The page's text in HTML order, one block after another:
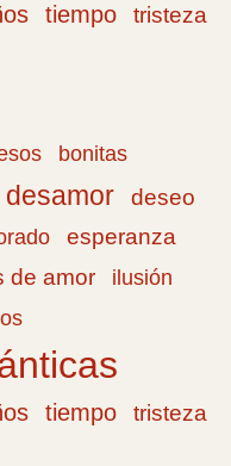
tiempo
tristeza
bonitas
desamor deseo
esperanza
de amor
ilusión
tiempo
tristeza